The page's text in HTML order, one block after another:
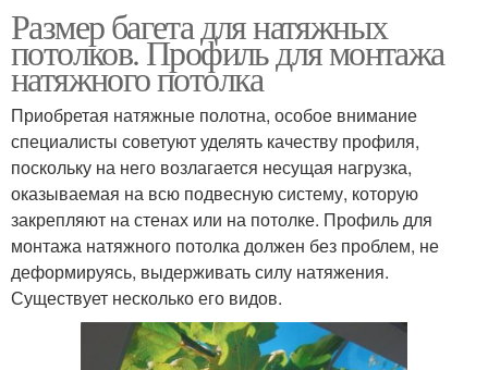
Размер багета для натяжных
потолков. Профиль для монтажа
натяжного потолка
Приобретая натяжные полотна, особое внимание
специалисты советуют уделять качеству профиля,
поскольку на него возлагается несущая нагрузка,
оказываемая на всю подвесную систему, которую
закрепляют на стенах или на потолке. Профиль для
монтажа натяжного потолка должен без проблем, не
деформируясь, выдерживать силу натяжения.
Существует несколько его видов.